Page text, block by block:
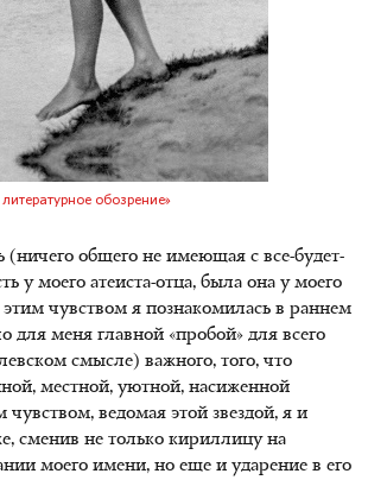
обозрение»
(ничего общего не имеющая с все-будет-
у моего атеиста-отца, была она у моего
чувством я познакомилась в раннем
для меня главной «пробой» для всего
смысле) важного, того, что
местной, уютной, насиженной
чувством, ведомая этой звездой, я и
сменив не только кириллицу на
моего имени, но еще и ударение в его